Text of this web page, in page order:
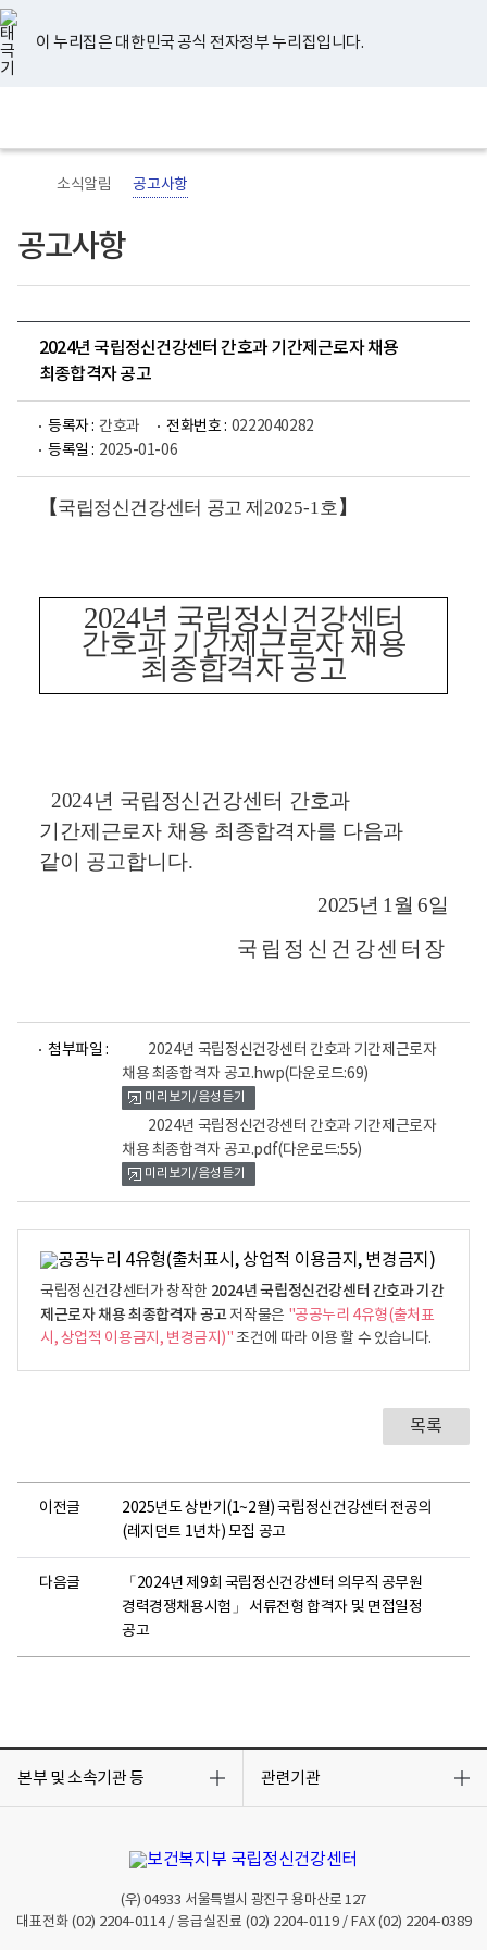
너
비
767px
이
하
이 누리집은 대한민국 공식 전자정부 누리집입니다.
지
검
메
홈
소식알림 공고사항
공고사항
2024년 국립정신건강센터 간호과 기간제근로자 채용
최종합격자 공고
등록자 : 간호과 전화번호 : 0222040282
등록일 : 2025-01-06
【국립정신건강센터 공고 제2025-1호 】
2024년 국립정신건강센터
간호과 기간제근로자 채용
최종합격자 공고
2024년 국립정신건강센터 간호과
기간제근로자 채용 최종합격자를 다음과
같이 공고합니다.
2025년 1 월6일
국립정신건강센터장
첨부파일 :
2024년 국립정신건강센터 간호과 기간제근로자
채용 최종합격자 공고.hwp(다운로드:69)
미리보기/음성듣기
2024년 국립정신건강센터 간호과 기간제근로자
채용 최종합격자 공고.pdf(다운로드:55)
미리보기/음성듣기
국립정신건강센터가 창작한 2024년 국립정신건강센터 간호과 기간
제근로자 채용 최종합격자 공고저작물은 "공공누리 4유형(출처표
시, 상업적 이용금지, 변경금지)"조건에 따라 이용 할 수 있습니다.
목록
이전글
2025년도 상반기(1~2월) 국립정신건강센터 전공의
(레지던트 1년차) 모집 공고
다음글
「2024년 제9회 국립정신건강센터 의무직 공무원
경력경쟁채용시험」 서류전형 합격자 및 면접일정
공고
본부 및 소속기관 등
기
관련기관
기
(우)04933 서울특별시 광진구 용마산로 127
대표전화 (02) 2204-0114/ 응급실진료 (02) 2204-0119/ FAX (02) 2204-0389
유
튜
브
페
이
스
북
인
스
타
그
램
블
로
그